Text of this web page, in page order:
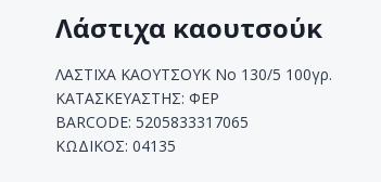
Λάστιχα καουτσούκ
ΛΑΣΤΙΧΑ ΚΑΟΥΤΣΟΥΚ Νο 130/5 100γρ.
ΚΑΤΑΣΚΕΥΑΣΤΗΣ: ΦΕΡ
BARCODE: 5205833317065
ΚΩΔΙΚΟΣ: 04135